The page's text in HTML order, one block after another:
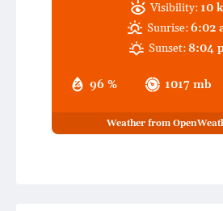
96 % 1017 mb
Visibility: 10
Sunrise:6:02
Sunset:8:04
Weather from